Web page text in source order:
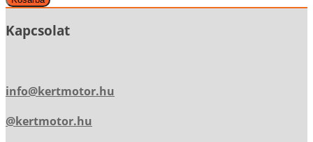
Kapcsolat
info@kertmotor.hu
@kertmotor.hu